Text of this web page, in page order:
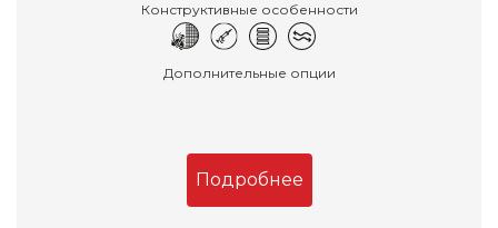
Конструктивные особенности
Дополнительные опции
Подробнее